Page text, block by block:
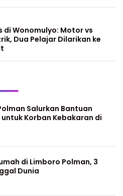
di Wonomulyo: Motor vs
Dua Pelajar Dilarikan ke
Salurkan Bantuan
Korban Kebakaran di
di Limboro Polman, 3
Dunia